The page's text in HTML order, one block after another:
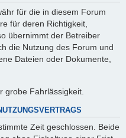
für die in diesem Forum
für deren Richtigkeit,
übernimmt der Betreiber
die Nutzung des Forum und
Dateien oder Dokumente,
grobe Fahrlässigkeit.
Zeit geschlossen. Beide